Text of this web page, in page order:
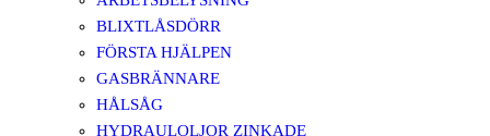
BLIXTLÅSDÖRR
FÖRSTA HJÄLPEN
GASBRÄNNARE
HÅLSÅG
HYDRAULOLJOR ZINKADE